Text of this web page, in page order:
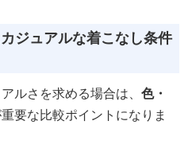
ジュアルな着こなし条件
ルさを求める場合は、 色・
要な比較ポイントになりま